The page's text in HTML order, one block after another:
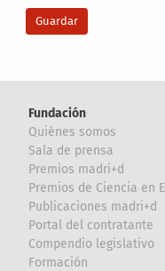
Fundación
Quiénes somos
Sala de prensa
Premios madri+d
Premios de Ciencia en
Publicaciones madri+d
Portal del contratante
Compendio legislativo
Formación